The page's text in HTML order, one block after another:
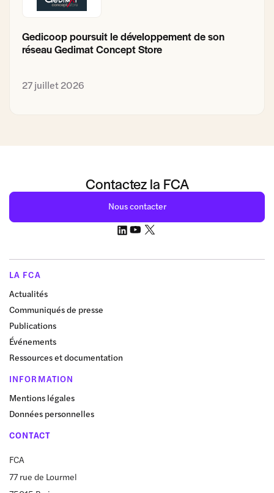
Gedicoop poursuit le développement de son
réseau Gedimat Concept Store
27 juillet 2026
Contactez la FCA
Nous contacter
LA FCA
Actualités
Communiqués de presse
Publications
Événements
Ressources et documentation
INFORMATION
Mentions légales
Données personnelles
CONTACT
FCA
77 rue de Lourmel